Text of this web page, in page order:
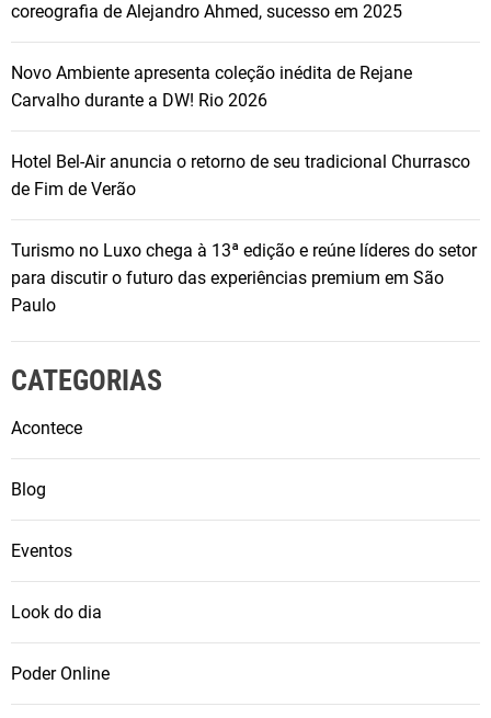
coreografia de Alejandro Ahmed, sucesso em 2025
Novo Ambiente apresenta coleção inédita de Rejane
Carvalho durante a DW! Rio 2026
Hotel Bel-Air anuncia o retorno de seu tradicional Churrasco
de Fim de Verão
Turismo no Luxo chega à 13ª edição e reúne líderes do setor
para discutir o futuro das experiências premium em São
Paulo
CATEGORIAS
Acontece
Blog
Eventos
Look do dia
Poder Online